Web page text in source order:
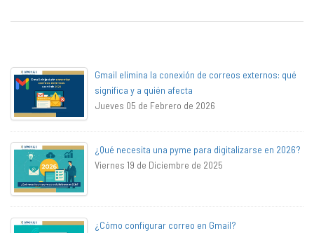
Gmail elimina la conexión de correos externos: qué
significa y a quién afecta
Jueves 05 de Febrero de 2026
¿Qué necesita una pyme para digitalizarse en 2026?
Viernes 19 de Diciembre de 2025
¿Cómo configurar correo en Gmail?